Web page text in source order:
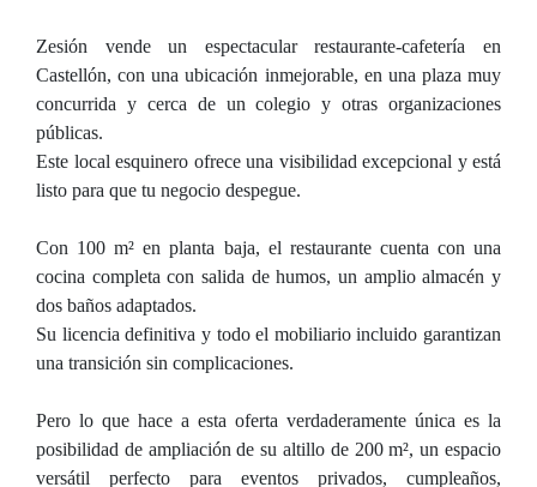
Zesión vende un espectacular restaurante-cafetería en
Castellón, con una ubicación inmejorable, en una plaza muy
concurrida y cerca de un colegio y otras organizaciones
públicas.
Este local esquinero ofrece una visibilidad excepcional y está
listo para que tu negocio despegue.
Con 100 m² en planta baja, el restaurante cuenta con una
cocina completa con salida de humos, un amplio almacén y
dos baños adaptados.
Su licencia definitiva y todo el mobiliario incluido garantizan
una transición sin complicaciones.
Pero lo que hace a esta oferta verdaderamente única es la
posibilidad de ampliación de su altillo de 200 m², un espacio
versátil perfecto para eventos privados, cumpleaños,